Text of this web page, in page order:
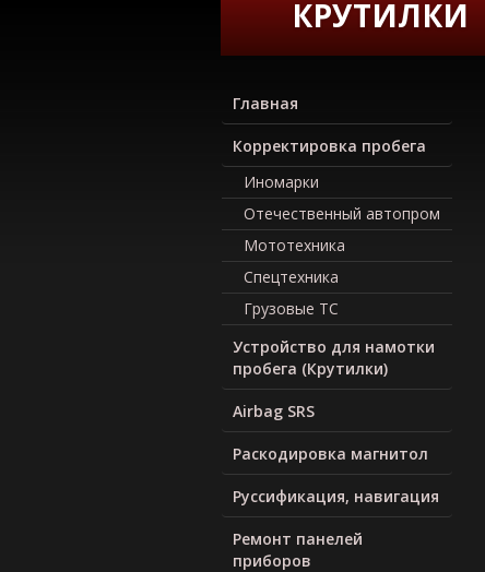
КРУТИЛКИ
Главная
Корректировка пробега
Иномарки
Отечественный автопром
Мототехника
Спецтехника
Грузовые ТС
Устройство для намотки
пробега (Крутилки)
Airbag SRS
Раскодировка магнитол
Руcсификация, навигация
Ремонт панелей
приборов